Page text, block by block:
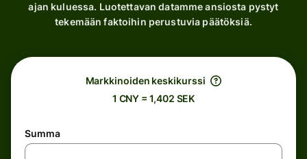
ajan kuluessa. Luotettavan datamme ansiosta pystyt
tekemään faktoihin perustuvia päätöksiä.
Markkinoiden keskikurssi
1 CNY = 1,402 SEK
Summa